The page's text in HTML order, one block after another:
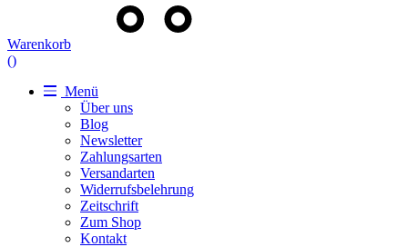
Warenkorb
()
Menü
Über uns
Blog
Newsletter
Zahlungsarten
Versandarten
Widerrufsbelehrung
Zeitschrift
Zum Shop
Kontakt